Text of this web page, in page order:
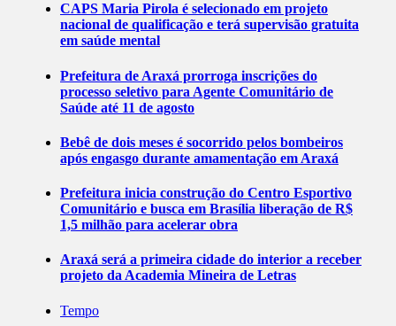
CAPS Maria Pirola é selecionado em projeto
nacional de qualificação e terá supervisão gratuita
em saúde mental
Prefeitura de Araxá prorroga inscrições do
processo seletivo para Agente Comunitário de
Saúde até 11 de agosto
Bebê de dois meses é socorrido pelos bombeiros
após engasgo durante amamentação em Araxá
Prefeitura inicia construção do Centro Esportivo
Comunitário e busca em Brasília liberação de R$
1,5 milhão para acelerar obra
Araxá será a primeira cidade do interior a receber
projeto da Academia Mineira de Letras
Tempo